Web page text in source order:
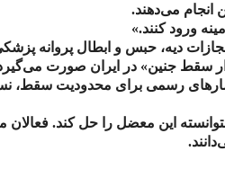
انجام می‌دهند.
ورود کنند.»
دیه، حبس و ابطال پروانه
سقط جنین» در ایران صورت
رسمی برای محدودیت سقط،
این معضل را حل کند. فعالان